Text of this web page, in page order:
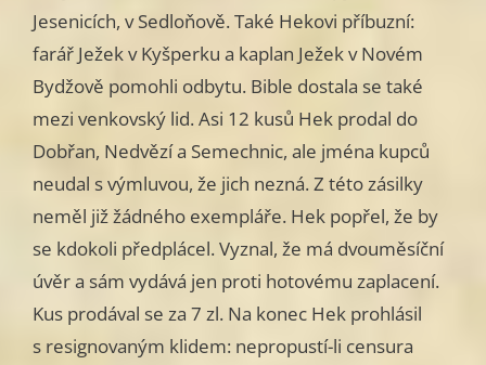
Jesenicích, v Sedloňově. Také Hekovi příbuzní:
farář Ježek v Kyšperku a kaplan Ježek v Novém
Bydžově pomohli odbytu. Bible dostala se také
mezi venkovský lid. Asi 12 kusů Hek prodal do
Dobřan, Nedvězí a Semechnic, ale jména kupců
neudal s výmluvou, že jich nezná. Z této zásilky
neměl již žádného exempláře. Hek popřel, že by
se kdokoli předplácel. Vyznal, že má dvouměsíční
úvěr a sám vydává jen proti hotovému zaplacení.
Kus prodával se za 7 zl. Na konec Hek prohlásil
s resignovaným klidem: nepropustí-li censura